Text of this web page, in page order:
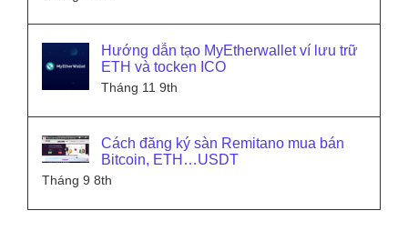
Hướng dẫn tạo MyEtherwallet ví lưu trữ
ETH và tocken ICO
Tháng 11 9th
Cách đăng ký sàn Remitano mua bán
Bitcoin, ETH…USDT
Tháng 9 8th